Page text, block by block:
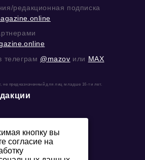
редакционная подписка
телеграм @mazov или MAX
не предназначенный для лиц младше 16-ти лет.
кнопку вы
согласие на